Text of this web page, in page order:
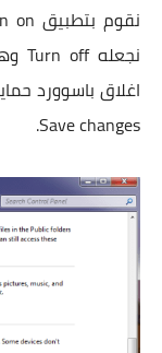
اغلاق باسوورد
Save changes.